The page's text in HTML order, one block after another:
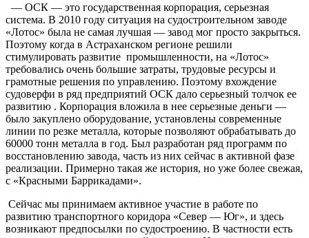
— ОСК — это государственная корпорация, серьезная
система. В 2010 году ситуация на судостроительном заводе
«Лотос» была не самая лучшая — завод мог просто закрыться.
Поэтому когда в Астраханском регионе решили
стимулировать развитие промышленности, на «Лотос»
требовались очень большие затраты, трудовые ресурсы и
грамотные решения по управлению. Поэтому вхождение
судоверфи в ряд предприятий ОСК дало серьезный толчок ее
развитию . Корпорация вложила в нее серьезные деньги —
было закуплено оборудование, установлены современные
линии по резке металла, которые позволяют обрабатывать до
60000 тонн металла в год. Был разработан ряд программ по
восстановлению завода, часть из них сейчас в активной фазе
реализации. Примерно такая же история, но уже более свежая,
с «Красными Баррикадами».
Сейчас мы принимаем активное участие в работе по
развитию транспортного коридора «Север — Юг», и здесь
возникают предпосылки по судостроению. В частности есть